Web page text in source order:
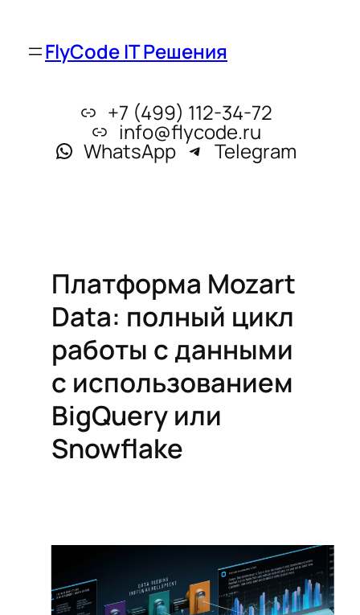
FlyCode IT Решения
+7 (499) 112-34-72
info@flycode.ru
WhatsApp Telegram
Платформа Mozart
Data: полный цикл
работы с данными
с использованием
BigQuery или
Snowflake